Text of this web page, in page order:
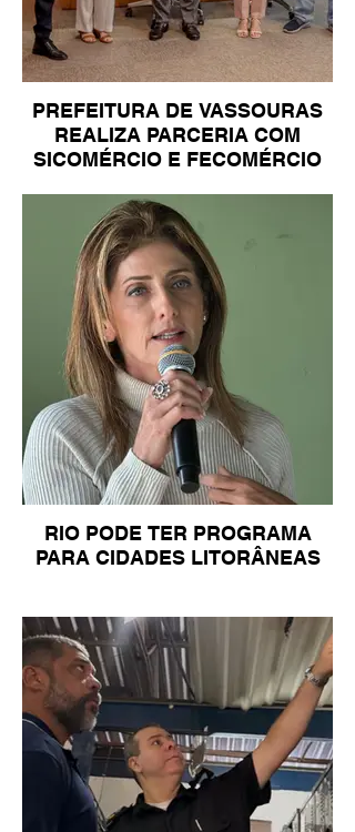
PREFEITURA DE VASSOURAS
REALIZA PARCERIA COM
SICOMÉRCIO E FECOMÉRCIO
RIO PODE TER PROGRAMA
PARA CIDADES LITORÂNEAS